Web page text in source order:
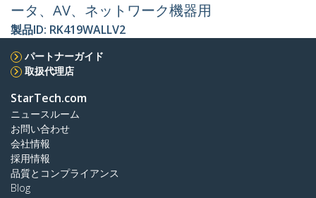
ータ、AV、ネットワーク機器用
製品ID: RK419WALLV2
パートナーガイド
取扱代理店
StarTech.com
ニュースルーム
お問い合わせ
会社情報
採用情報
品質とコンプライアンス
Blog